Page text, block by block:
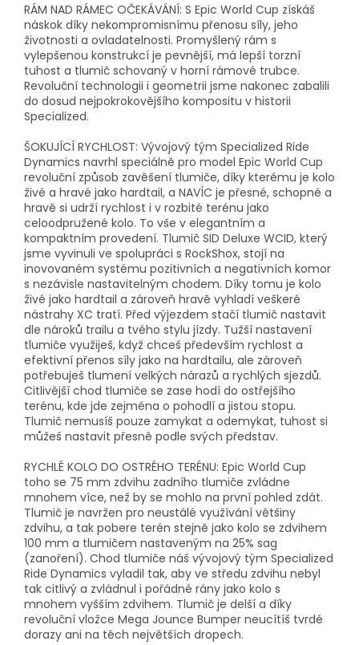
RÁM NAD RÁMEC OČEKÁVÁNÍ: S Epic World Cup získáš
náskok díky nekompromisnímu přenosu síly, jeho
životnosti a ovladatelnosti. Promyšlený rám s
vylepšenou konstrukcí je pevnější, má lepší torzní
tuhost a tlumič schovaný v horní rámové trubce.
Revoluční technologii i geometrii jsme nakonec zabalili
do dosud nejpokrokovějšího kompositu v historii
Specialized.
ŠOKUJÍCÍ RYCHLOST: Vývojový tým Specialized Ride
Dynamics navrhl speciálně pro model Epic World Cup
revoluční způsob zavěšení tlumiče, díky kterému je kolo
živé a hravé jako hardtail, a NAVÍC je přesné, schopné a
hravě si udrží rychlost i v rozbité terénu jako
celoodpružené kolo. To vše v elegantním a
kompaktním provedení. Tlumič SID Deluxe WCID, který
jsme vyvinuli ve spolupráci s RockShox, stojí na
inovovaném systému pozitivních a negativních komor
s nezávisle nastavitelným chodem. Díky tomu je kolo
živé jako hardtail a zároveň hravě vyhladí veškeré
nástrahy XC tratí. Před výjezdem stačí tlumič nastavit
dle nároků trailu a tvého stylu jízdy. Tužší nastavení
tlumiče využiješ, když chceš především rychlost a
efektivní přenos síly jako na hardtailu, ale zároveň
potřebuješ tlumení velkých nárazů a rychlých sjezdů.
Citlivější chod tlumiče se zase hodí do ostřejšího
terénu, kde jde zejména o pohodlí a jistou stopu.
Tlumič nemusíš pouze zamykat a odemykat, tuhost si
můžeš nastavit přesně podle svých představ.
RYCHLÉ KOLO DO OSTRÉHO TERÉNU: Epic World Cup
toho se 75 mm zdvihu zadního tlumiče zvládne
mnohem více, než by se mohlo na první pohled zdát.
Tlumič je navržen pro neustálé využívání většiny
zdvihu, a tak pobere terén stejně jako kolo se zdvihem
100 mm a tlumičem nastaveným na 25% sag
(zanoření). Chod tlumiče náš vývojový tým Specialized
Ride Dynamics vyladil tak, aby ve středu zdvihu nebyl
tak citlivý a zvládnul i pořádné rány jako kolo s
mnohem vyšším zdvihem. Tlumič je delší a díky
revoluční vložce Mega Jounce Bumper neucítíš tvrdé
dorazy ani na těch největších dropech.